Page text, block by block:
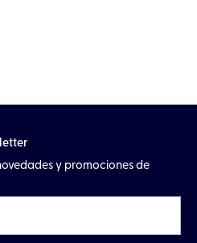
y promociones de